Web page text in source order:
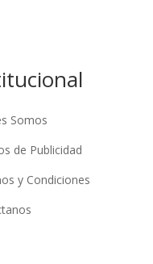
Somos
de Publicidad
y Condiciones